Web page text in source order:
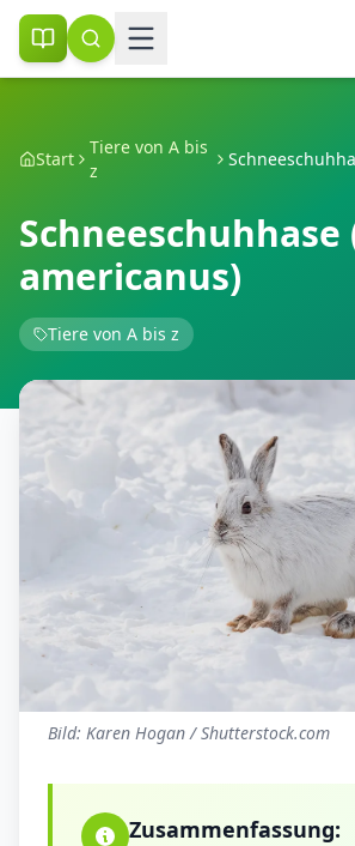
Start
Tiere von A bis
z
Schneeschuhhase
americanus)
Tiere von A bis z
Bild: Karen Hogan / Shutterstock.com
Zusammenfassung: